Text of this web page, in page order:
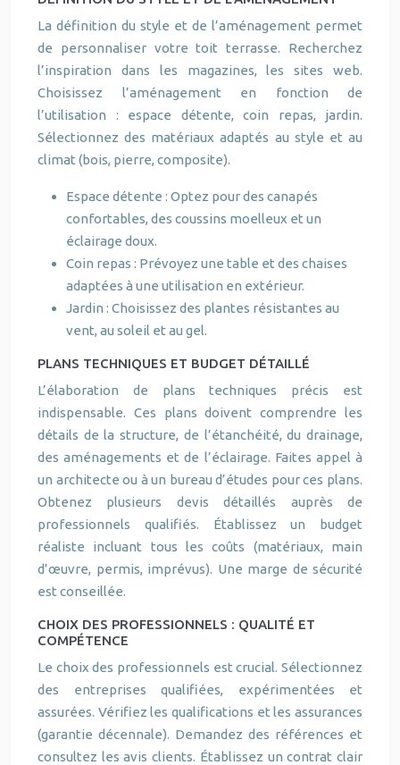
La définition du style et de l’aménagement permet
de personnaliser votre toit terrasse. Recherchez
l’inspiration dans les magazines, les sites web.
Choisissez l’aménagement en fonction de
l’utilisation : espace détente, coin repas, jardin.
Sélectionnez des matériaux adaptés au style et au
climat (bois, pierre, composite).
Espace détente : Optez pour des canapés
confortables, des coussins moelleux et un
éclairage doux.
Coin repas : Prévoyez une table et des chaises
adaptées à une utilisation en extérieur.
Jardin : Choisissez des plantes résistantes au
vent, au soleil et au gel.
PLANS TECHNIQUES ET BUDGET DÉTAILLÉ
L’élaboration de plans techniques précis est
indispensable. Ces plans doivent comprendre les
détails de la structure, de l’étanchéité, du drainage,
des aménagements et de l’éclairage. Faites appel à
un architecte ou à un bureau d’études pour ces plans.
Obtenez plusieurs devis détaillés auprès de
professionnels qualifiés. Établissez un budget
réaliste incluant tous les coûts (matériaux, main
d’œuvre, permis, imprévus). Une marge de sécurité
est conseillée.
CHOIX DES PROFESSIONNELS : QUALITÉ ET
COMPÉTENCE
Le choix des professionnels est crucial. Sélectionnez
des entreprises qualifiées, expérimentées et
assurées. Vérifiez les qualifications et les assurances
(garantie décennale). Demandez des références et
consultez les avis clients. Établissez un contrat clair